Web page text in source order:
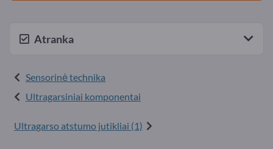
Atranka
Sensorinė technika
Ultragarsiniai komponentai
Ultragarso atstumo jutikliai (1)